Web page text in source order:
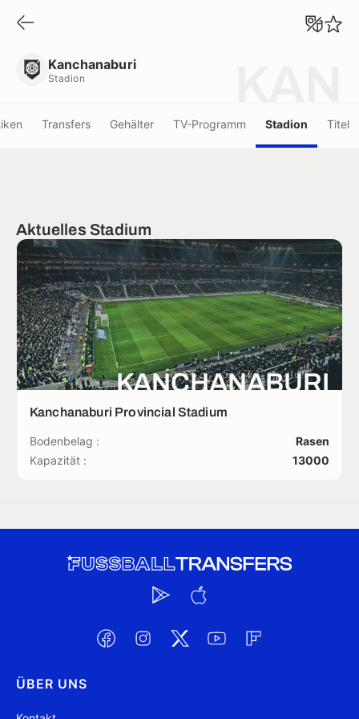
Kanchanaburi
Stadion
Transfers Gehälter TV-Programm Stadion Titel
Aktuelles Stadium
KANCHANABURI
Kanchanaburi Provincial Stadium
Bodenbelag :
Rasen
Kapazität :
13000
ÜBER UNS